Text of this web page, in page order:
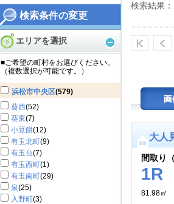
検索条件の変更
エリアを選択
■ご希望の町村をお選びください。
（複数選択が可能です。）
浜松市中央区(579)
葵西(52)
葵東(7)
小豆餅(12)
有玉北町(9)
有玉台(7)
有玉西町(1)
有玉南町(29)
泉(25)
入野町(3)
検索結果
大人
間取り
1R
81.98㎡